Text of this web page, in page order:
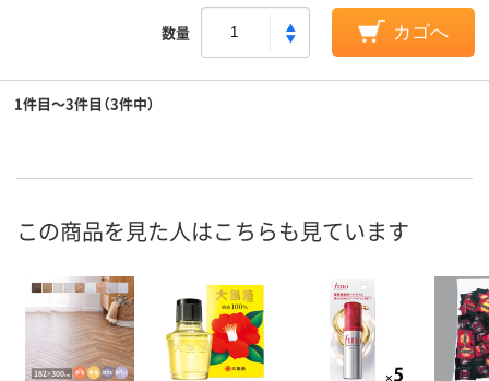
数量 カゴへ
1件目～3件目（3件中）
この商品を見た人はこちらも見ています